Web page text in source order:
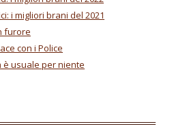
i migliori brani del 2021
furore
con i Police
è usuale per niente